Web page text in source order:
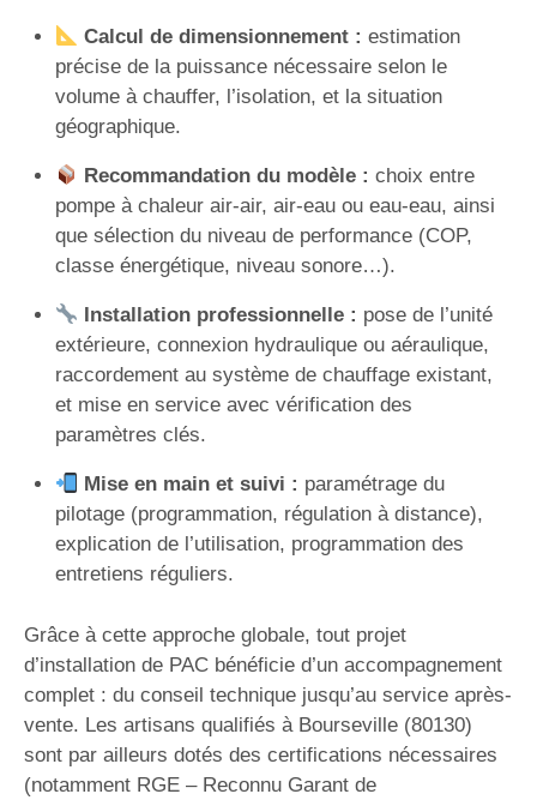
Calcul de dimensionnement : estimation
précise de la puissance nécessaire selon le
volume à chauffer, l’isolation, et la situation
géographique.
Recommandation du modèle : choix entre
pompe à chaleur air-air, air-eau ou eau-eau, ainsi
que sélection du niveau de performance (COP,
classe énergétique, niveau sonore…).
Installation professionnelle : pose de l’unité
extérieure, connexion hydraulique ou aéraulique,
raccordement au système de chauffage existant,
et mise en service avec vérification des
paramètres clés.
Mise en main et suivi : paramétrage du
pilotage (programmation, régulation à distance),
explication de l’utilisation, programmation des
entretiens réguliers.
Grâce à cette approche globale, tout projet
d’installation de PAC bénéficie d’un accompagnement
complet : du conseil technique jusqu’au service après-
vente. Les artisans qualifiés à Bourseville (80130)
sont par ailleurs dotés des certifications nécessaires
(notamment RGE – Reconnu Garant de